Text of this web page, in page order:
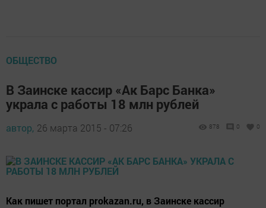
ОБЩЕСТВО
В Заинске кассир «Ак Барс Банка»
украла с работы 18 млн рублей
автор, 26 марта 2015 - 07:26 878 0 0
Как пишет портал prokazan.ru, в Заинске кассир